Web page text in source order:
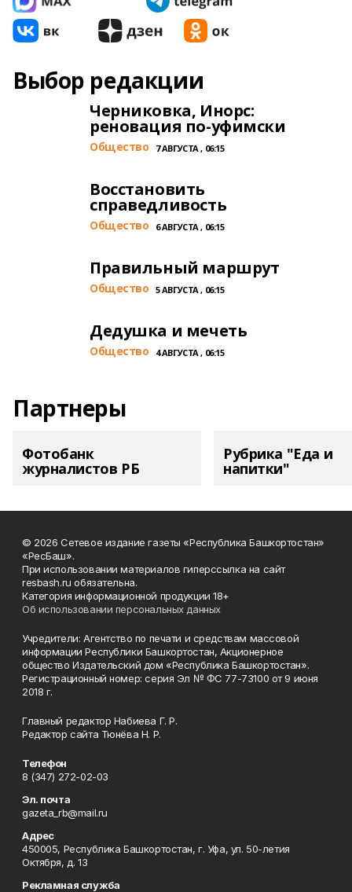
Выбор редакции
Черниковка, Инорс:
реновация по-уфимски
Общество 7 АВГУСТА , 06:15
Восстановить
справедливость
Общество 6 АВГУСТА , 06:15
Правильный маршрут
Общество 5 АВГУСТА , 06:15
Дедушка и мечеть
Общество 4 АВГУСТА , 06:15
Партнеры
Фотобанк
журналистов РБ
Рубрика "Еда и
напитки"
© 2026 Сетевое издание газеты «Республика Башкортостан»
«РесБаш».
При использовании материалов гиперссылка на сайт
resbash.ru обязательна.
Категория информационной продукции 18+
Об использовании персональных данных
Учредители: Агентство по печати и средствам массовой
информации Республики Башкортостан, Акционерное
общество Издательский дом «Республика Башкортостан».
Регистрационный номер: серия Эл № ФС 77-73100 от 9 июня
2018 г.
Главный редактор Набиева Г. Р.
Редактор сайта Тюнёва Н. Р.
Телефон
8 (347) 272-02-03
Эл. почта
gazeta_rb@mail.ru
Адрес
450005, Республика Башкортостан, г. Уфа, ул. 50-летия
Октября, д. 13
Рекламная служба